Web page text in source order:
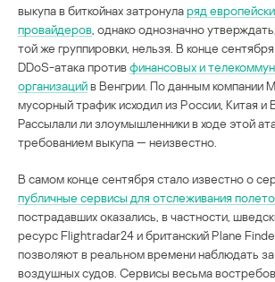
выкупа в биткойнах затронуларяд
провайдеров , однако однозначно
той же группировки, нельзя. В конце
DDoS-атака противфинансовых и
организацийв Венгрии. По данным компании
мусорный трафик исходил из России, Китая и
Рассылали ли злоумышленники в ходе этой
требованием выкупа — неизвестно.
В самом конце сентября стало известно о
публичные сервисы для отслеживания
пострадавших оказались, в частности,
ресурс Flightradar24 и британский Plane
позволяют в реальном времени наблюдать
воздушных судов. Сервисы весьма